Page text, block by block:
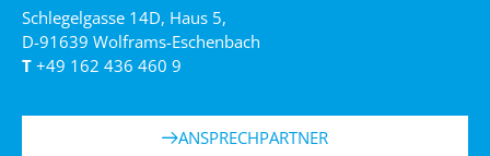
Schlegelgasse 14D, Haus 5,
D-91639 Wolframs-Eschenbach
T +49 162 436 460 9
ANSPRECHPARTNER